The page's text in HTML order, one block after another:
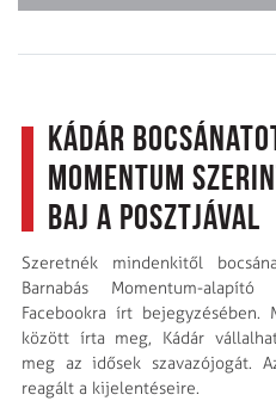
Kádár
Momentum
baj a posztjával
Szeretnék mindenkitől
Barnabás Momentum-
Facebookra írt
között írta meg, Kádár
meg az idősek szavazójogát.
reagált a kijelentéseire.